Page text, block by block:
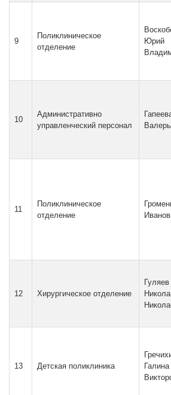
9
Поликлиническое
отделение
Юрий
10
Административно
управленческий персонал
11
Поликлиническое
отделение
12 Хирургическое отделение
Гуляев
13 Детская поликлиника
Галина